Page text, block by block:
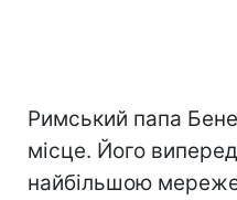
Римський папа
місце. Його
найбільшою